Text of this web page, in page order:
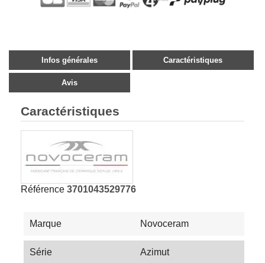
Infos générales Caractéristiques
Avis
Caractéristiques
Référence 3701043529776
Marque Novoceram
Série Azimut